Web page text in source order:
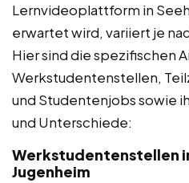
Lernvideoplattform in
erwartet wird, variiert je
Hier sind die spezifischen
Werkstudentenstellen,
und Studentenjobs sowie
und Unterschiede:
Werkstudentenstellen
Jugenheim